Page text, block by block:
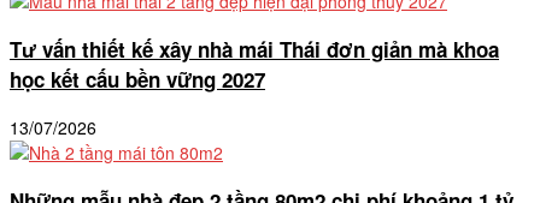
Tư vấn thiết kế xây nhà mái Thái đơn giản mà khoa
học kết cấu bền vững 2027
13/07/2026